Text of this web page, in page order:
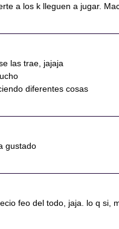
a los k lleguen a jugar.
las trae, jajaja
diferentes cosas
gustado
feo del todo, jaja. lo q si,